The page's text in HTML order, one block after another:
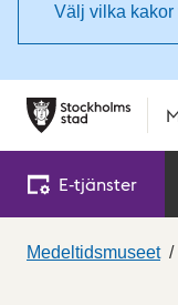
Välj vilka kakor
E‑tjänster
Medeltidsmuseet